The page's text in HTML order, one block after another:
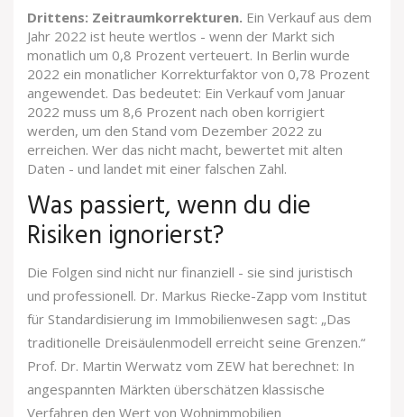
Drittens: Zeitraumkorrekturen. Ein Verkauf aus dem
Jahr 2022 ist heute wertlos - wenn der Markt sich
monatlich um 0,8 Prozent verteuert. In Berlin wurde
2022 ein monatlicher Korrekturfaktor von 0,78 Prozent
angewendet. Das bedeutet: Ein Verkauf vom Januar
2022 muss um 8,6 Prozent nach oben korrigiert
werden, um den Stand vom Dezember 2022 zu
erreichen. Wer das nicht macht, bewertet mit alten
Daten - und landet mit einer falschen Zahl.
Was passiert, wenn du die
Risiken ignorierst?
Die Folgen sind nicht nur finanziell - sie sind juristisch
und professionell. Dr. Markus Riecke-Zapp vom Institut
für Standardisierung im Immobilienwesen sagt: „Das
traditionelle Dreisäulenmodell erreicht seine Grenzen.“
Prof. Dr. Martin Werwatz vom ZEW hat berechnet: In
angespannten Märkten überschätzen klassische
Verfahren den Wert von Wohnimmobilien